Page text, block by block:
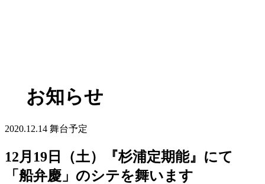
お知らせ
2020.12.14 舞台予定
12月19日（土）『杉浦定期能』にて
「船弁慶」のシテを舞います